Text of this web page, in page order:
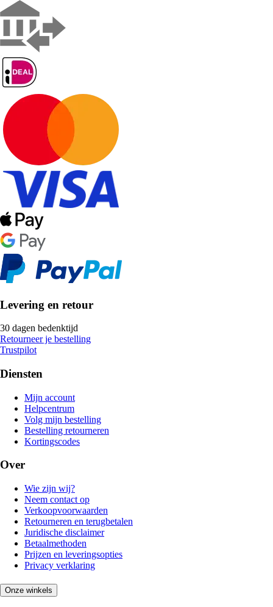
Levering en retour
30 dagen bedenktijd
Retourneer je bestelling
Trustpilot
Diensten
Mijn account
Helpcentrum
Volg mijn bestelling
Bestelling retourneren
Kortingscodes
Over
Wie zijn wij?
Neem contact op
Verkoopvoorwaarden
Retourneren en terugbetalen
Juridische disclaimer
Betaalmethoden
Prijzen en leveringsopties
Privacy verklaring
Onze winkels